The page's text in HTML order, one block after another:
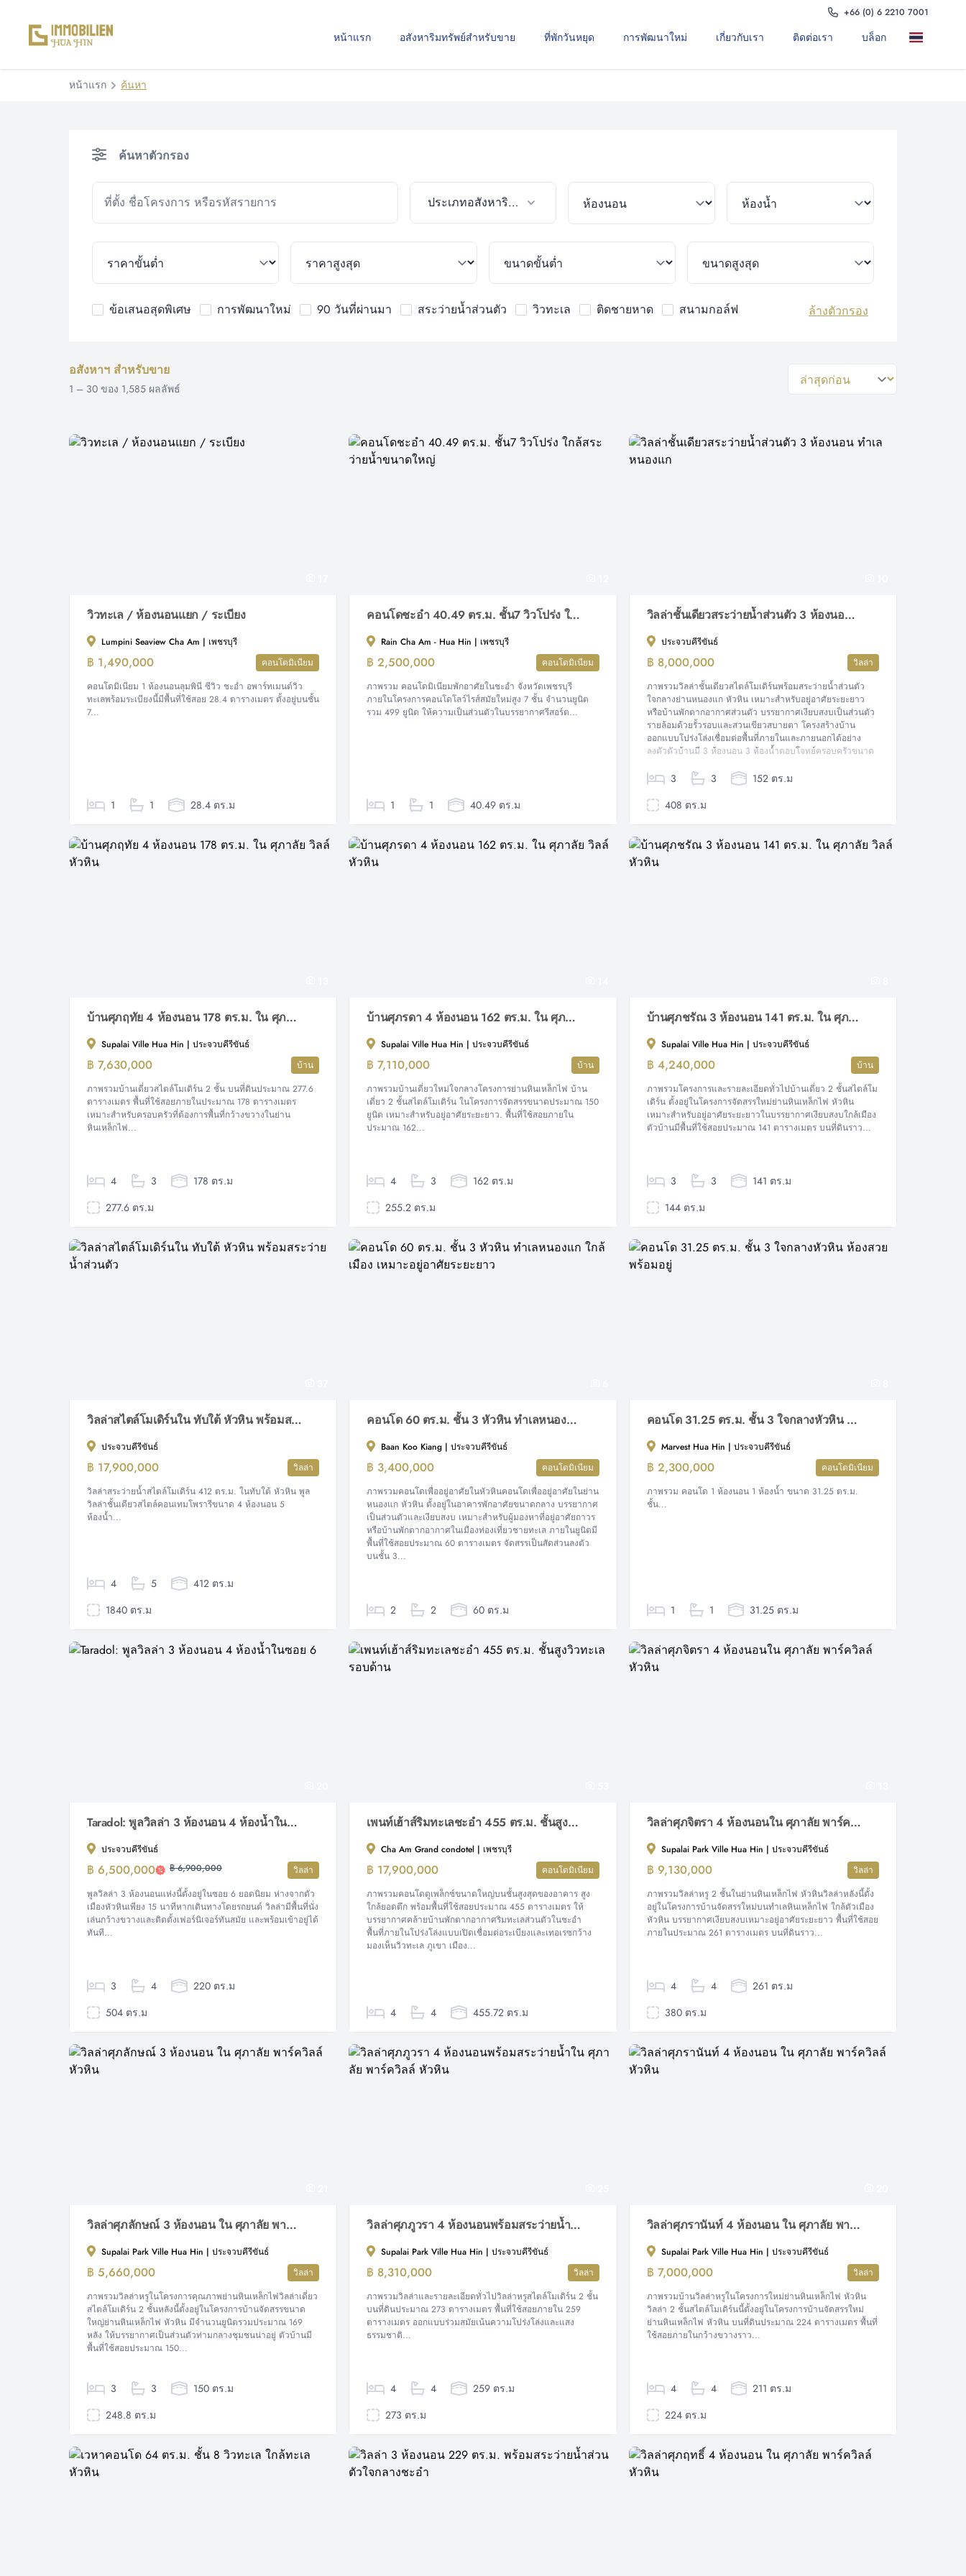
+66 (0) 6 2210 7001
หน้าแรก อสังหาริมทรัพย์สำหรับขาย ที่พักวันหยุด การพัฒนาใหม่ เกี่ยวกับเรา ติดต่อเรา บล็อก
หน้าแรก ค้นหา
ค้นหาตัวกรอง
ประเภทอสังหาริมทรัพย์
ข้อเสนอสุดพิเศษ การพัฒนาใหม่ 90 วันที่ผ่านมา สระว่ายน้ำส่วนตัว วิวทะเล ติดชายหาด สนามกอล์ฟ ล้างตัวกรอง
อสังหาฯ สำหรับขาย
1 – 30 ของ 1,585 ผลลัพธ์
วิวทะเล / ห้องนอนแยก / ระเบียง
Lumpini Seaview Cha Am | เพชรบุรี
฿ 1,490,000
คอนโดมิเนียม
คอนโดมิเนียม 1 ห้องนอนลุมพินี ซีวิว ชะอำ อพาร์ทเมนต์วิว
ทะเลพร้อมระเบียงนี้มีพื้นที่ใช้สอย 28.4 ตารางเมตร ตั้งอยู่บนชั้น
7...
1 1 28.4 ตร.ม
คอนโดชะอำ 40.49 ตร.ม. ชั้น7 วิวโปร่ง ใกล้สระว่ายน้ำขนาดใหญ่
Rain Cha Am - Hua Hin | เพชรบุรี
฿ 2,500,000
คอนโดมิเนียม
ภาพรวม คอนโดมิเนียมพักอาศัยในชะอำ จังหวัดเพชรบุรี
ภายในโครงการคอนโดโลว์ไรส์สมัยใหม่สูง 7 ชั้น จำนวนยูนิต
รวม 499 ยูนิต ให้ความเป็นส่วนตัวในบรรยากาศรีสอร์ต...
1 1 40.49 ตร.ม
วิลล่าชั้นเดียวสระว่ายน้ำส่วนตัว 3 ห้องนอน ทำเลหนองแก
ประจวบคีรีขันธ์
฿ 8,000,000
วิลล่า
ภาพรวมวิลล่าชั้นเดียวสไตล์โมเดิร์นพร้อมสระว่ายน้ำส่วนตัว
ใจกลางย่านหนองแก หัวหิน เหมาะสำหรับอยู่อาศัยระยะยาว
หรือบ้านพักตากอากาศส่วนตัว บรรยากาศเงียบสงบเป็นส่วนตัว
รายล้อมด้วยรั้วรอบและสวนเขียวสบายตา โครงสร้างบ้าน
ออกแบบโปร่งโล่งเชื่อมต่อพื้นที่ภายในและภายนอกได้อย่าง
ลงตัวตัวบ้านมี 3 ห้องนอน 3 ห้องน้ำตอบโจทย์ครอบครัวขนาด
ห้องโถงกว้างพร้อมผนังกระจกบานใหญ่รับแสงธรรมชาติเต็มที่...
3 3
152 ตร.ม
408 ตร.ม
บ้านศุภฤทัย 4 ห้องนอน 178 ตร.ม. ใน ศุภาลัย วิลล์ หัวหิน
Supalai Ville Hua Hin | ประจวบคีรีขันธ์
฿ 7,630,000
บ้าน
ภาพรวมบ้านเดี่ยวสไตล์โมเดิร์น 2 ชั้น บนที่ดินประมาณ 277.6
ตารางเมตร พื้นที่ใช้สอยภายในประมาณ 178 ตารางเมตร
เหมาะสำหรับครอบครัวที่ต้องการพื้นที่กว้างขวางในย่าน
หินเหล็กไฟ...
4 3
178 ตร.ม
277.6 ตร.ม
บ้านศุภรดา 4 ห้องนอน 162 ตร.ม. ใน ศุภาลัย วิลล์ หัวหิน
Supalai Ville Hua Hin | ประจวบคีรีขันธ์
฿ 7,110,000
บ้าน
ภาพรวมบ้านเดี่ยวใหม่ใจกลางโครงการย่านหินเหล็กไฟ บ้าน
เดี่ยว 2 ชั้นสไตล์โมเดิร์น ในโครงการจัดสรรขนาดประมาณ 150
ยูนิต เหมาะสำหรับอยู่อาศัยระยะยาว. พื้นที่ใช้สอยภายใน
ประมาณ 162...
4 3
162 ตร.ม
255.2 ตร.ม
บ้านศุภชรัณ 3 ห้องนอน 141 ตร.ม. ใน ศุภาลัย วิลล์ หัวหิน
Supalai Ville Hua Hin | ประจวบคีรีขันธ์
฿ 4,240,000
บ้าน
ภาพรวมโครงการและรายละเอียดทั่วไปบ้านเดี่ยว 2 ชั้นสไตล์โม
เดิร์น ตั้งอยู่ในโครงการจัดสรรใหม่ย่านหินเหล็กไฟ หัวหิน
เหมาะสำหรับอยู่อาศัยระยะยาวในบรรยากาศเงียบสงบใกล้เมือง
ตัวบ้านมีพื้นที่ใช้สอยประมาณ 141 ตารางเมตร บนที่ดินราว...
3 3
141 ตร.ม
144 ตร.ม
วิลล่าสไตล์โมเดิร์นใน ทับใต้ หัวหิน พร้อมสระว่ายน้ำส่วนตัว
ประจวบคีรีขันธ์
฿ 17,900,000
วิลล่า
วิลล่าสระว่ายน้ำสไตล์โมเดิร์น 412 ตร.ม. ในทับใต้ หัวหิน พูล
วิลล่าชั้นเดียวสไตล์คอนเทมโพรารีขนาด 4 ห้องนอน 5
ห้องน้ำ...
4 5
412 ตร.ม
1840 ตร.ม
คอนโด 60 ตร.ม. ชั้น 3 หัวหิน ทำเลหนองแก ใกล้เมือง เหมาะอยู่อาศัยระยะยาว
Baan Koo Kiang | ประจวบคีรีขันธ์
฿ 3,400,000
คอนโดมิเนียม
ภาพรวมคอนโดเพื่ออยู่อาศัยในหัวหินคอนโดเพื่ออยู่อาศัยในย่าน
หนองแก หัวหิน ตั้งอยู่ในอาคารพักอาศัยขนาดกลาง บรรยากาศ
เป็นส่วนตัวและเงียบสงบ เหมาะสำหรับผู้มองหาที่อยู่อาศัยถาวร
หรือบ้านพักตากอากาศในเมืองท่องเที่ยวชายทะเล ภายในยูนิตมี
พื้นที่ใช้สอยประมาณ 60 ตารางเมตร จัดสรรเป็นสัดส่วนลงตัว
บนชั้น 3...
2 2 60 ตร.ม
คอนโด 31.25 ตร.ม. ชั้น 3 ใจกลางหัวหิน ห้องสวยพร้อมอยู่
Marvest Hua Hin | ประจวบคีรีขันธ์
฿ 2,300,000
คอนโดมิเนียม
ภาพรวม คอนโด 1 ห้องนอน 1 ห้องน้ำ ขนาด 31.25 ตร.ม.
ชั้น...
1 1 31.25 ตร.ม
Taradol: พูลวิลล่า 3 ห้องนอน 4 ห้องน้ำในซอย 6
ประจวบคีรีขันธ์
฿ 6,500,000 ฿ 6,900,000
วิลล่า
พูลวิลล่า 3 ห้องนอนแห่งนี้ตั้งอยู่ในซอย 6 ยอดนิยม ห่างจากตัว
เมืองหัวหินเพียง 15 นาทีหากเดินทางโดยรถยนต์ วิลล่ามีพื้นที่นั่ง
เล่นกว้างขวางและติดตั้งเฟอร์นิเจอร์ทันสมัย ​​และพร้อมเข้าอยู่ได้
ทันที...
3 4
220 ตร.ม
504 ตร.ม
เพนท์เฮ้าส์ริมทะเลชะอำ 455 ตร.ม. ชั้นสูงวิวทะเลรอบด้าน
Cha Am Grand condotel | เพชรบุรี
฿ 17,900,000
คอนโดมิเนียม
ภาพรวมคอนโดดูเพล็กซ์ขนาดใหญ่บนชั้นสูงสุดของอาคาร สูง
ใกล้ยอดตึก พร้อมพื้นที่ใช้สอยประมาณ 455 ตารางเมตร ให้
บรรยากาศคล้ายบ้านพักตากอากาศริมทะเลส่วนตัวในชะอำ
พื้นที่ภายในโปร่งโล่งแบบเปิดเชื่อมต่อระเบียงและเทอเรซกว้าง
มองเห็นวิวทะเล ภูเขา เมือง...
4 4 455.72 ตร.ม
วิลล่าศุภจิตรา 4 ห้องนอนใน ศุภาลัย พาร์ควิลล์ หัวหิน
Supalai Park Ville Hua Hin | ประจวบคีรีขันธ์
฿ 9,130,000
วิลล่า
ภาพรวมวิลล่าหรู 2 ชั้นในย่านหินเหล็กไฟ หัวหินวิลล่าหลังนี้ตั้ง
อยู่ในโครงการบ้านจัดสรรใหม่บนทำเลหินเหล็กไฟ ใกล้ตัวเมือง
หัวหิน บรรยากาศเงียบสงบเหมาะอยู่อาศัยระยะยาว พื้นที่ใช้สอย
ภายในประมาณ 261 ตารางเมตร บนที่ดินราว...
4 4
261 ตร.ม
380 ตร.ม
วิลล่าศุภลักษณ์ 3 ห้องนอน ใน ศุภาลัย พาร์ควิลล์ หัวหิน
Supalai Park Ville Hua Hin | ประจวบคีรีขันธ์
฿ 5,660,000
วิลล่า
ภาพรวมวิลล่าหรูในโครงการคุณภาพย่านหินเหล็กไฟวิลล่าเดี่ยว
สไตล์โมเดิร์น 2 ชั้นหลังนี้ตั้งอยู่ในโครงการบ้านจัดสรรขนาด
ใหญ่ย่านหินเหล็กไฟ หัวหิน มีจำนวนยูนิตรวมประมาณ 169
หลัง ให้บรรยากาศเป็นส่วนตัวท่ามกลางชุมชนน่าอยู่ ตัวบ้านมี
พื้นที่ใช้สอยประมาณ 150...
3 3
150 ตร.ม
248.8 ตร.ม
วิลล่าศุภภูวรา 4 ห้องนอนพร้อมสระว่ายน้ำใน ศุภาลัย พาร์ควิลล์ หัวหิน
Supalai Park Ville Hua Hin | ประจวบคีรีขันธ์
฿ 8,310,000
วิลล่า
ภาพรวมวิลล่าและรายละเอียดทั่วไปวิลล่าหรูสไตล์โมเดิร์น 2 ชั้น
บนที่ดินประมาณ 273 ตารางเมตร พื้นที่ใช้สอยภายใน 259
ตารางเมตร ออกแบบร่วมสมัยเน้นความโปร่งโล่งและแสง
ธรรมชาติ...
4 4
259 ตร.ม
273 ตร.ม
วิลล่าศุภรานันท์ 4 ห้องนอน ใน ศุภาลัย พาร์ควิลล์ หัวหิน
Supalai Park Ville Hua Hin | ประจวบคีรีขันธ์
฿ 7,000,000
วิลล่า
ภาพรวมบ้านวิลล่าหรูในโครงการใหม่ย่านหินเหล็กไฟ หัวหิน
วิลล่า 2 ชั้นสไตล์โมเดิร์นนี้ตั้งอยู่ในโครงการบ้านจัดสรรใหม่
ย่านหินเหล็กไฟ หัวหิน บนที่ดินประมาณ 224 ตารางเมตร พื้นที่
ใช้สอยภายในกว้างขวางราว...
4 4
211 ตร.ม
224 ตร.ม